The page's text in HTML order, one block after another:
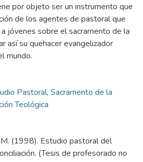
por objeto ser un instrumento que
de los agentes de pastoral que
jóvenes sobre el sacramento de la
así su quehacer evangelizador
mundo.
Pastoral, Sacramento de la
Teológica
M. (1998). Estudio pastoral del
(Tesis de profesorado no